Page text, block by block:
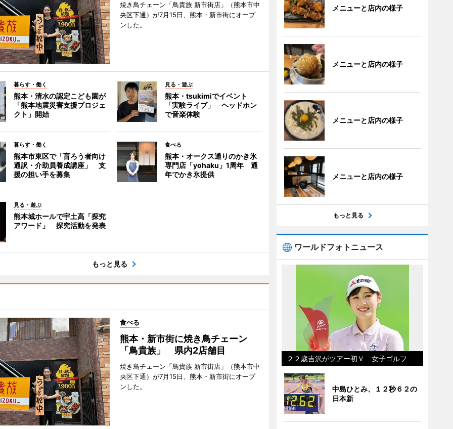
焼き鳥チェーン「鳥貴族 新市街店」（熊本市中
央区下通）が7月15日、熊本・新市街にオープ
ンした。
暮らす・働く
熊本・清水の認定こども園が
「熊本地震災害支援プロジェ
クト」開始
見る・遊ぶ
熊本・tsukimiでイベント
「実験ライブ」 ヘッドホン
で音楽体験
暮らす・働く
熊本市東区で「盲ろう者向け
通訳・介助員養成講座」 支
援の担い手を募集
食べる
熊本・オークス通りのかき氷
専門店「yohaku」1周年 通
年でかき氷提供
見る・遊ぶ
熊本城ホールで宇土高「探究
アワード」 探究活動を発表
もっと見る
食べる
熊本・新市街に焼き鳥チェーン
「鳥貴族」 県内2店舗目
焼き鳥チェーン「鳥貴族 新市街店」（熊本市中
央区下通）が7月15日、熊本・新市街にオープ
ンした。
メニューと店内の様子
メニューと店内の様子
メニューと店内の様子
メニューと店内の様子
もっと見る
ワールドフォトニュース
２２歳吉沢がツアー初Ｖ 女子ゴルフ
中島ひとみ、１２秒６２の
日本新